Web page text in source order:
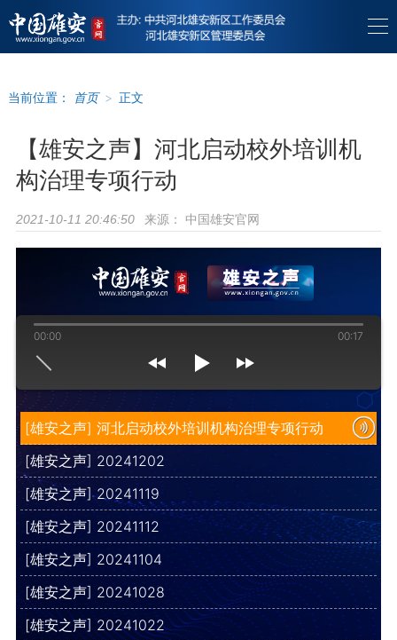
当前位置： 首页 > 正文
【雄安之声】河北启动校外培训机
构治理专项行动
2021-10-11 20:46:50 来源： 中国雄安官网
[雄安之声] 河北启动校外培训机构治理专项行动
[雄安之声] 20241202
[雄安之声] 20241119
[雄安之声] 20241112
[雄安之声] 20241104
[雄安之声] 20241028
[雄安之声] 20241022
00:00 00:17